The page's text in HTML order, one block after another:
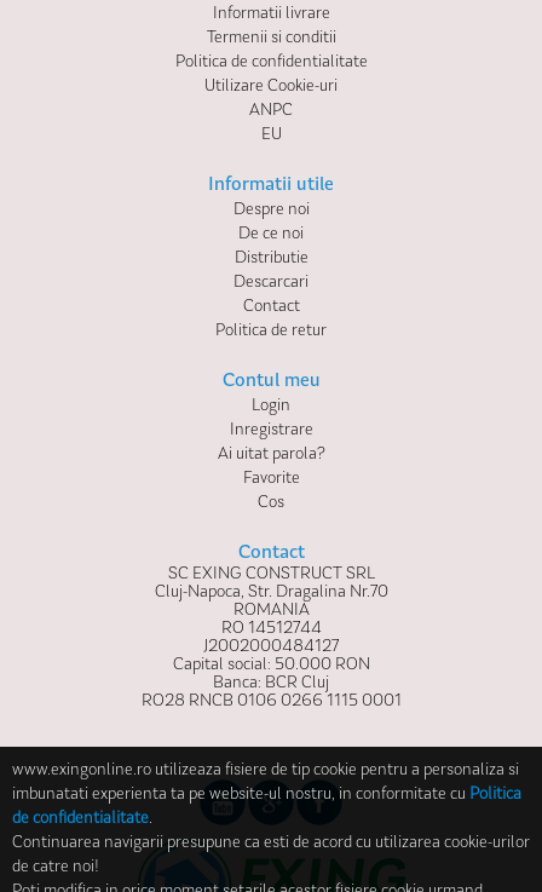
Informatii livrare
Termenii si conditii
Politica de confidentialitate
Utilizare Cookie-uri
ANPC
EU
Informatii utile
Despre noi
De ce noi
Distributie
Descarcari
Contact
Politica de retur
Contul meu
Login
Inregistrare
Ai uitat parola?
Favorite
Cos
Contact
SC EXING CONSTRUCT SRL
Cluj-Napoca, Str. Dragalina Nr.70
ROMANIA
RO 14512744
J2002000484127
Capital social: 50.000 RON
Banca: BCR Cluj
RO28 RNCB 0106 0266 1115 0001
www.exingonline.ro utilizeaza fisiere de tip cookie pentru a personaliza si
imbunatati experienta ta pe website-ul nostru, in conformitate cu Politica
de confidentialitate.
Continuarea navigarii presupune ca esti de acord cu utilizarea cookie-urilor
de catre noi!